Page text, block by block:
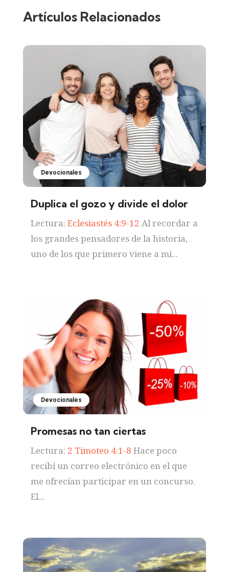
Artículos Relacionados
Devocionales
Duplica el gozo y divide el dolor
Lectura: Eclesiastés 4:9-12 Al recordar a
los grandes pensadores de la historia,
uno de los que primero viene a mi...
Devocionales
Promesas no tan ciertas
Lectura: 2 Timoteo 4:1-8 Hace poco
recibí un correo electrónico en el que
me ofrecían participar en un concurso.
El...